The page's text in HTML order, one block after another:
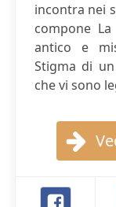
incontra nei
compone
antico e
Stigma di
che vi sono